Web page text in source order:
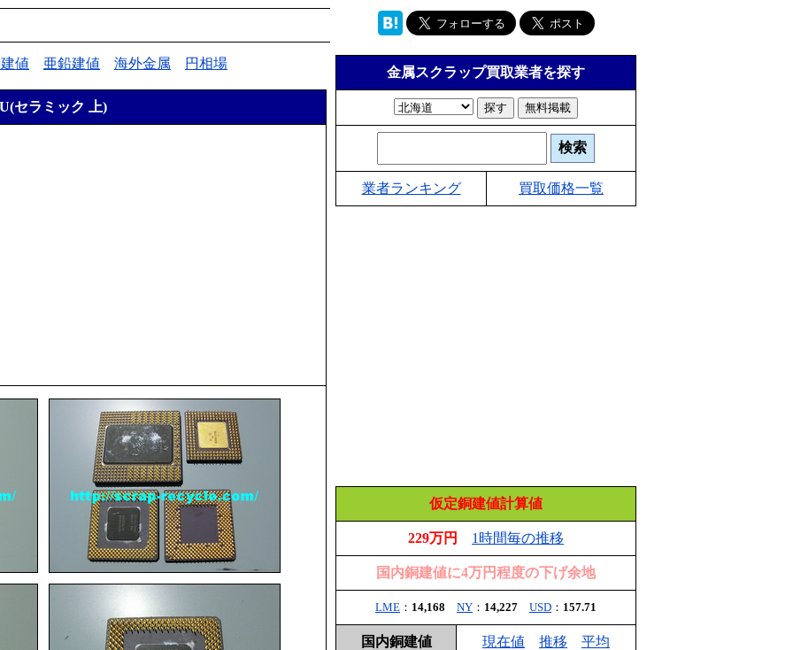
値 亜鉛建値 海外金属 円相場
セラミック 上)
金属スクラップ買取業者を探す
業者ランキング 買取価格一覧
仮定銅建値計算値
229万円 1時間毎の推移
国内銅建値に4万円程度の下げ余地
LME ： 14,168 NY ： 14,227 USD ： 157.71
国内銅建値 現在値 推移 平均